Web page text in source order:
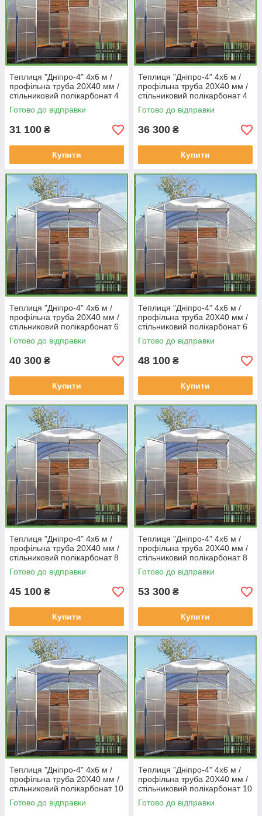
Теплиця "Дніпро-4" 4х6 м /
профільна труба 20Х40 мм /
стільниковий полікарбонат 4
мм Standard
Готово до відправки
31 100 ₴
Купити
Теплиця "Дніпро-4" 4х6 м /
профільна труба 20Х40 мм /
стільниковий полікарбонат 4
мм PREMIUM
Готово до відправки
36 300 ₴
Купити
Теплиця "Дніпро-4" 4х6 м /
профільна труба 20Х40 мм /
стільниковий полікарбонат 6
мм Standard
Готово до відправки
40 300 ₴
Купити
Теплиця "Дніпро-4" 4х6 м /
профільна труба 20Х40 мм /
стільниковий полікарбонат 6
мм PREMIUM
Готово до відправки
48 100 ₴
Купити
Теплиця "Дніпро-4" 4х6 м /
профільна труба 20Х40 мм /
стільниковий полікарбонат 8
мм Standard
Готово до відправки
45 100 ₴
Купити
Теплиця "Дніпро-4" 4х6 м /
профільна труба 20Х40 мм /
стільниковий полікарбонат 8
мм PREMIUM
Готово до відправки
53 300 ₴
Купити
Теплиця "Дніпро-4" 4х6 м /
профільна труба 20Х40 мм /
стільниковий полікарбонат 10
мм Standard
Готово до відправки
Теплиця "Дніпро-4" 4х6 м /
профільна труба 20Х40 мм /
стільниковий полікарбонат 10
мм PREMIUM
Готово до відправки